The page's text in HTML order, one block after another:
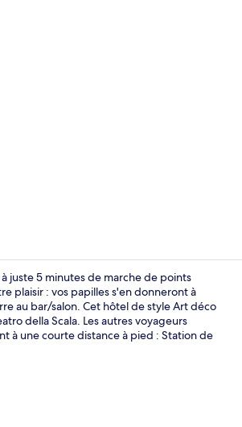
Suite |
juste 5 minutes de marche de points
plaisir : vos papilles s'en donneront à
au bar/salon. Cet hôtel de style Art déco
della Scala. Les autres voyageurs
à une courte distance à pied : Station de